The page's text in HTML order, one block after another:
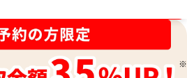
2026年5月17日時